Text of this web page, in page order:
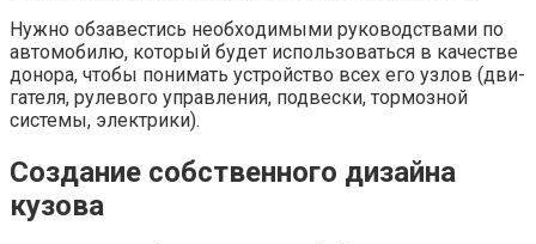
Нуж­но обза­ве­стись необ­хо­ди­мы­ми руко­вод­ства­ми по
авто­мо­би­лю, кото­рый будет исполь­зо­вать­ся в каче­стве
доно­ра, что­бы пони­мать устрой­ство всех его узлов (дви­
га­те­ля, руле­во­го управ­ле­ния, под­вес­ки, тор­моз­ной
систе­мы, электрики).
Создание собственного дизайна
кузова